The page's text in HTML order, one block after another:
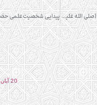
نمایندگان فرهنگی پیامبر (صلی الله علیه و آله) و کارکرد آنان درگستره دعوت گری پیامبر (صلی الله علیه و آله) با روی آوری به رویداد هجرت به حبشه
20 آبان 1403 در 9:22 ق.ظ